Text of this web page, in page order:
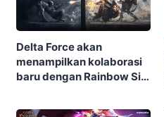
Delta Force akan
menampilkan kolaborasi
baru dengan Rainbow Six